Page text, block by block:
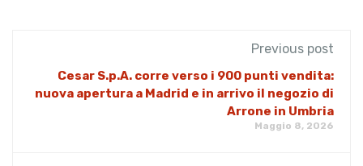
Previous post
Cesar S.p.A. corre verso i 900 punti vendita:
nuova apertura a Madrid e in arrivo il negozio di
Arrone in Umbria
Maggio 8, 2026